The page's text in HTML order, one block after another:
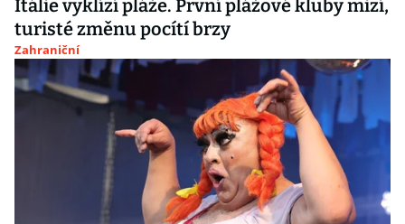
Itálie vyklízí pláže. První plážové kluby mizí,
turisté změnu pocítí brzy
Zahraniční